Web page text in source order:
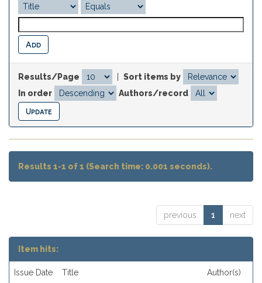
Results/Page
Sort items by
In order
Authors/record
Results 1-1 of 1 (Search time: 0.001 seconds).
previous 1 next
Item hits:
Issue Date Title Author(s)